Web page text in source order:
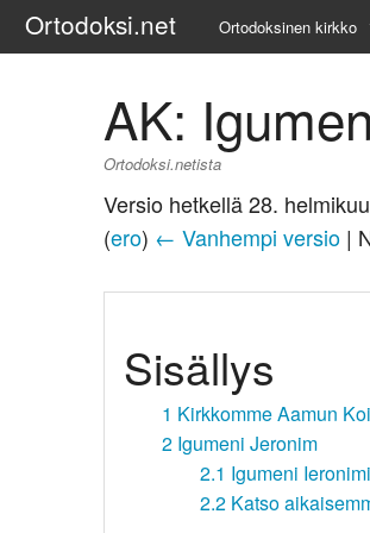
Ortodoksi.net Ortodoksinen kirkko
Liturgiset tekstit
Kirkkohistoria
Etiikka
Uskonoppi
Kirkkotaide
Pyhät ihmiset
Suomen kirkko
AK:
Ortodoksi.netista
Versio hetkellä 28.
(ero) ← Vanhempi versio |
Sisällys
1 Kirkkomme Aamun
2 Igumeni Jeronim
2.1 Igumeni
2.2 Katso